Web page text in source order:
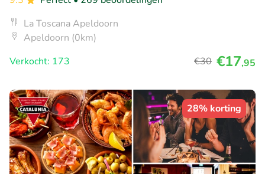
La Toscana Apeldoorn
Apeldoorn (0km)
Verkocht: 173
€30 €17,95
28% korting